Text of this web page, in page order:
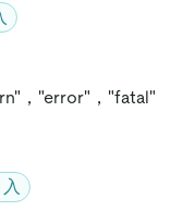
，"error"，"fatal"